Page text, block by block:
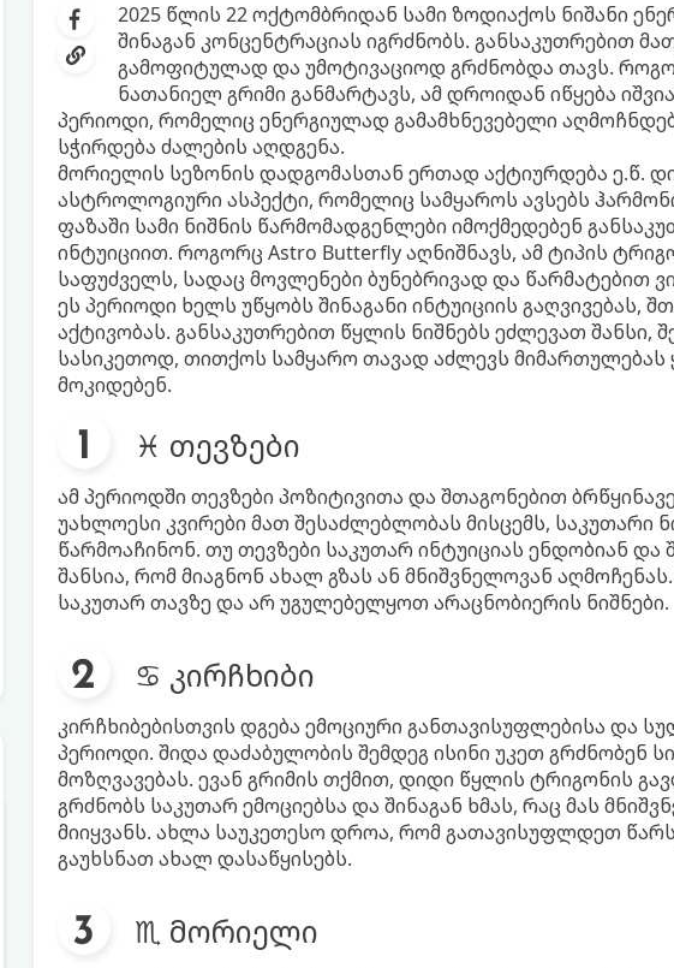
2025 წლის 22 ოქტომბრიდან სამი ზოდიაქოს ნიშანი
შინაგან კონცენტრაციას იგრძნობს. განსაკუთრებით
გამოფიტულად და უმოტივაციოდ გრძნობდა თავს.
ნათანიელ გრიმი განმარტავს, ამ დროიდან იწყება
პერიოდი, რომელიც ენერგიულად გამამხნევებელი
სჭირდება ძალების აღდგენა.
მორიელის სეზონის დადგომასთან ერთად აქტიურდება ე.წ.
ასტროლოგიური ასპექტი, რომელიც სამყაროს ავსებს
ფაზაში სამი ნიშნის წარმომადგენლები იმოქმედებენ
ინტუიციით. როგორც Astro Butterfly აღნიშნავს, ამ ტიპის
საფუძველს, სადაც მოვლენები ბუნებრივად და წარმატებით
ეს პერიოდი ხელს უწყობს შინაგანი ინტუიციის გაღვივებას,
აქტივობას. განსაკუთრებით წყლის ნიშნებს ეძლევათ შანსი,
სასიკეთოდ, თითქოს სამყარო თავად აძლევს
მოკიდებენ.
♓ თევზები
ამ პერიოდში თევზები პოზიტივითა და შთაგონებით
უახლოესი კვირები მათ შესაძლებლობას მისცემს, საკუთარი
წარმოაჩინონ. თუ თევზები საკუთარ ინტუიციას ენდობიან და
შანსია, რომ მიაგნონ ახალ გზას ან მნიშვნელოვან
საკუთარ თავზე და არ უგულებელყოთ არაცნობიერის ნიშნები.
♋ კირჩხიბი
კირჩხიბებისთვის დგება ემოციური განთავისუფლებისა და
პერიოდი. შიდა დაძაბულობის შემდეგ ისინი უკეთ გრძნობენ
მოზღვავებას. ევან გრიმის თქმით, დიდი წყლის ტრიგონის
გრძნობს საკუთარ ემოციებსა და შინაგან ხმას, რაც მას
მიიყვანს. ახლა საუკეთესო დროა, რომ გათავისუფლდეთ
გაუხსნათ ახალ დასაწყისებს.
♏ მორიელი